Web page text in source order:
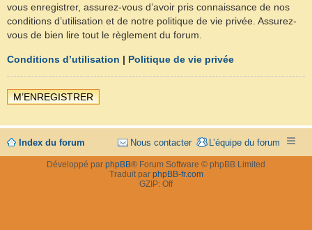
vous enregistrer, assurez-vous d’avoir pris connaissance de nos
conditions d’utilisation et de notre politique de vie privée. Assurez-
vous de bien lire tout le règlement du forum.
Conditions d’utilisation | Politique de vie privée
M’ENREGISTRER
Index du forum L’équipe du forum
Nous contacter
Développé par phpBB® Forum Software © phpBB Limited
Traduit par phpBB-fr.com
GZIP: Off